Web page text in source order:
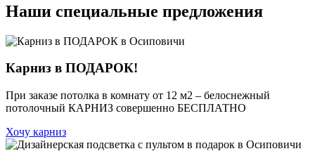
Наши специальные предложения
Карниз в ПОДАРОК!
При заказе потолка в комнату от 12 м2 – белоснежный
потолочный КАРНИЗ совершенно БЕСПЛАТНО
Хочу карниз